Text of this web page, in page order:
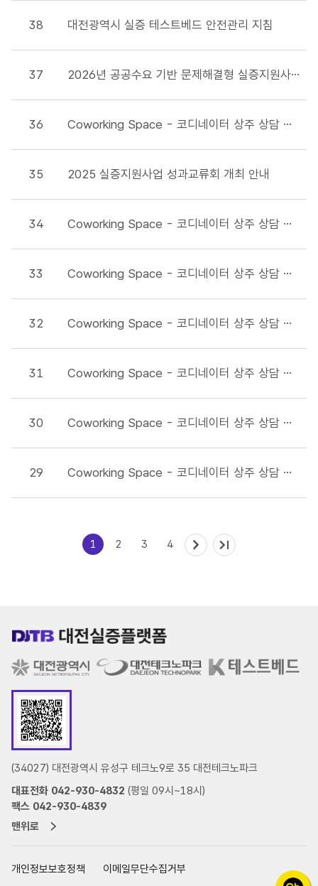
38 대전광역시 실증 테스트베드 안전관리 지침
37 2026년 공공수요 기반 문제해결형 실증지원사업 안내
36 Coworking Space - 코디네이터 상주 상담 일정표 입니다.(25년 12월)
35 2025 실증지원사업 성과교류회 개최 안내
34 Coworking Space - 코디네이터 상주 상담 일정표 입니다.(25년 11월)
33 Coworking Space - 코디네이터 상주 상담 일정표 입니다.(25년 10월)
32 Coworking Space - 코디네이터 상주 상담 일정표 입니다.(25년 9월)
31 Coworking Space - 코디네이터 상주 상담 일정표 입니다.(25년 8월)
30 Coworking Space - 코디네이터 상주 상담 일정표 입니다.(25년 7월)
29 Coworking Space - 코디네이터 상주 상담 일정표 입니다.(25년 6월)(250618상담자 변경)
1 2 3 4
(34027) 대전광역시 유성구 테크노9로 35 대전테크노파크
대표전화 042-930-4832 (평일 09시~18시)
팩스 042-930-4839
맨위로
개인정보보호정책 이메일무단수집거부